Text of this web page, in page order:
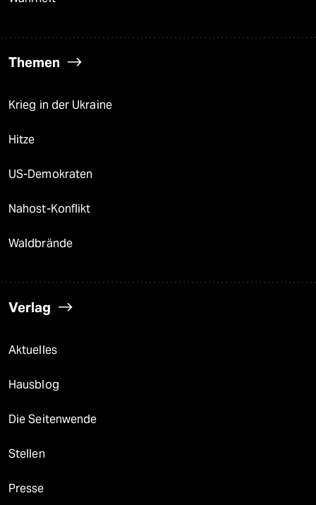
Themen
Krieg in der Ukraine
Hitze
US-Demokraten
Nahost-Konflikt
Waldbrände
Verlag
Aktuelles
Hausblog
Die Seitenwende
Stellen
Presse